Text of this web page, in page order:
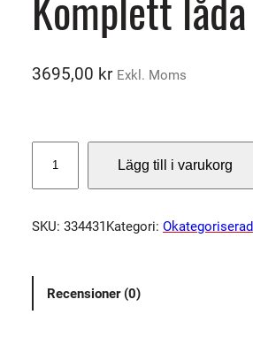
Komplett låda
3695,00 kr Exkl. Moms
1
r
P
Lägg till i varukorg
SKU: 334431 Kategori: Okategoriserad
Recensioner (0)